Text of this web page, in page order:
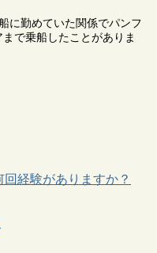
に勤めていた関係でパンフ
で乗船したことがありま
経験がありますか？